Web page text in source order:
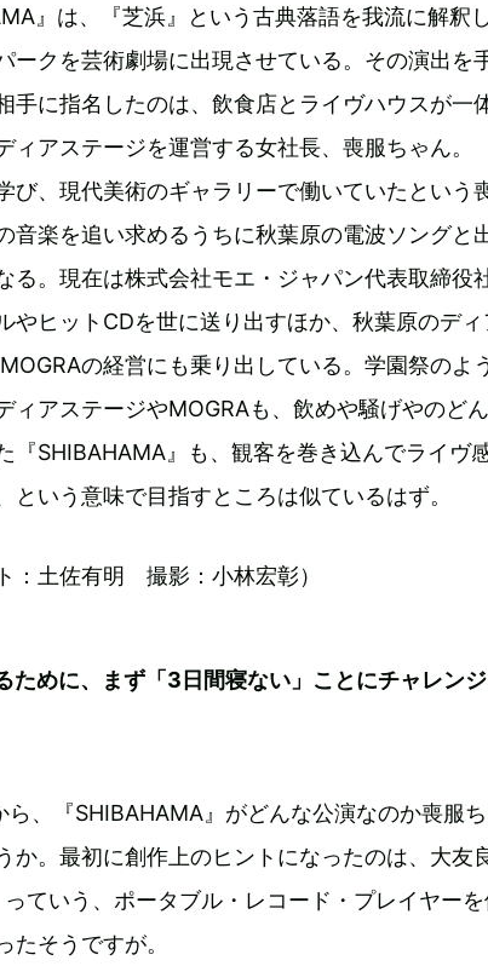
』は、『芝浜』という古典落語を我流に解釈
ークを芸術劇場に出現させている。その演出を
手に指名したのは、飲食店とライヴハウスが一
ィアステージを運営する女社長、喪服ちゃん。
び、現代美術のギャラリーで働いていたという
音楽を追い求めるうちに秋葉原の電波ソングと
る。現在は株式会社モエ・ジャパン代表取締役
やヒットCDを世に送り出すほか、秋葉原のディ
の経営にも乗り出している。学園祭のよ
ィアステージやMOGRAも、飲めや騒げやのど
『SHIBAHAMA』も、観客を巻き込んでライヴ
という意味で目指すところは似ているはず。
：土佐有明 撮影：小林宏彰）
ために、まず「3日間寝ない」ことにチャレン
、『SHIBAHAMA』がどんな公演なのか喪服
か。最初に創作上のヒントになったのは、大友
ていう、ポータブル・レコード・プレイヤーを
たそうですが。